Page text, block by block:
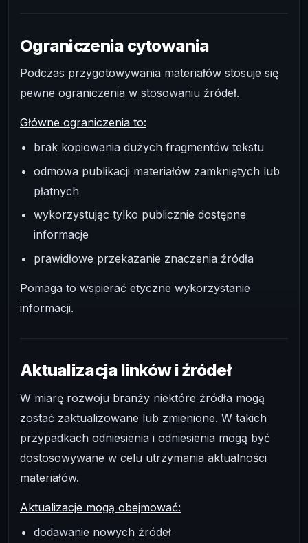
Ograniczenia cytowania
Podczas przygotowywania materiałów stosuje się
pewne ograniczenia w stosowaniu źródeł.
Główne ograniczenia to:
brak kopiowania dużych fragmentów tekstu
odmowa publikacji materiałów zamkniętych lub
płatnych
wykorzystując tylko publicznie dostępne
informacje
prawidłowe przekazanie znaczenia źródła
Pomaga to wspierać etyczne wykorzystanie
informacji.
Aktualizacja linków i źródeł
W miarę rozwoju branży niektóre źródła mogą
zostać zaktualizowane lub zmienione. W takich
przypadkach odniesienia i odniesienia mogą być
dostosowywane w celu utrzymania aktualności
materiałów.
Aktualizacje mogą obejmować:
dodawanie nowych źródeł